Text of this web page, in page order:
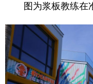
图为浆板教练在